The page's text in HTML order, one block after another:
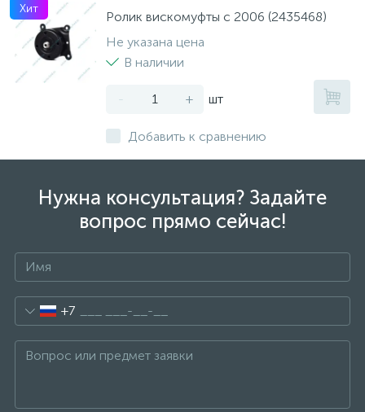
Хит
Ролик вискомуфты с 2006 (2435468)
Не указана цена
В наличии
- + шт
Добавить к сравнению
Нужна консультация? Задайте
вопрос прямо сейчас!
+7